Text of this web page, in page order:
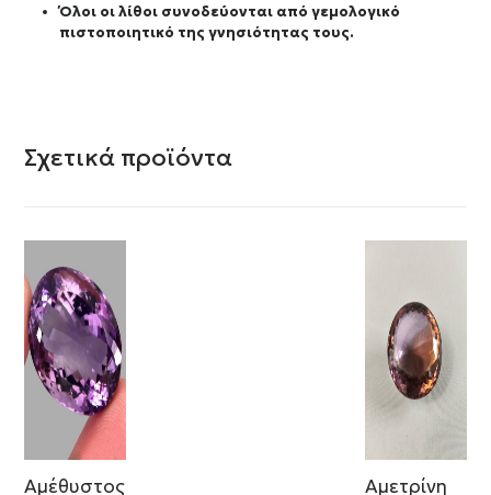
Όλοι οι λίθοι συνοδεύονται από γεμολογικό
πιστοποιητικό της γνησιότητας τους.
Σχετικά προϊόντα
Αμέθυστος
Αμετρίνη